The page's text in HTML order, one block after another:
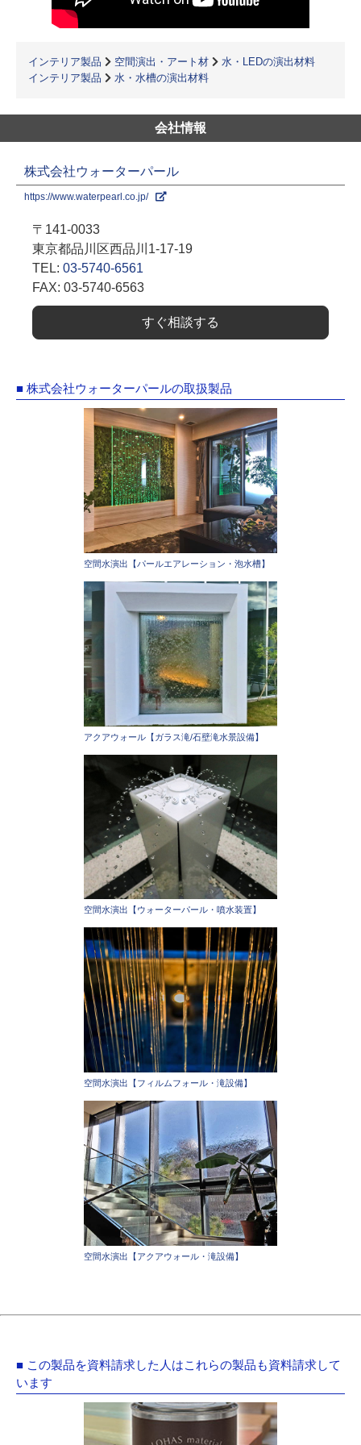
インテリア製品 空間演出・アート材
水・LEDの演出材料
インテリア製品
水・水槽の演出材料
会社情報
株式会社ウォーターパール
https://www.waterpearl.co.jp/
〒141-0033
東京都品川区西品川1-17-19
TEL: 03-5740-6561
FAX: 03-5740-6563
すぐ相談する
■ 株式会社ウォーターパールの取扱製品
空間水演出【パールエアレーション・泡水槽】
アクアウォール【ガラス滝/石壁滝水景設備】
空間水演出【ウォーターパール・噴水装置】
空間水演出【フィルムフォール・滝設備】
空間水演出【アクアウォール・滝設備】
■ この製品を資料請求した人はこれらの製品も資料請求して
います